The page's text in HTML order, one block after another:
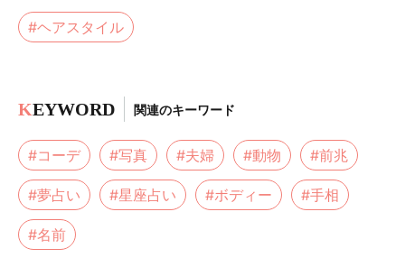
#ヘアスタイル
KEYWORD 関連のキーワード
#コーデ #写真 #夫婦 #動物 #前兆
#夢占い #星座占い #ボディー #手相
#名前